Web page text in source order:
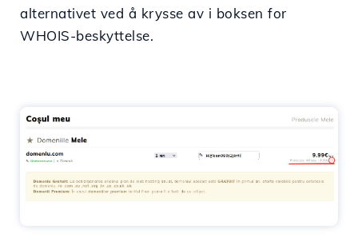
alternativet ved å krysse av i boksen for
WHOIS-beskyttelse.